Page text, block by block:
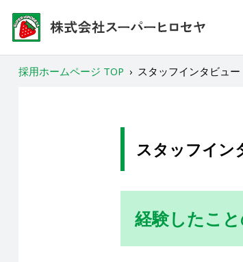
採用ホームページ TOP › スタッフインタビュー
スタッフイン
経験したこ